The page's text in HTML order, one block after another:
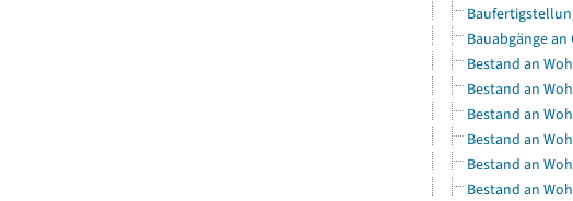
Bauabgänge
Bestand an
Bestand an
Bestand an
Bestand an
Bestand an
Bestand an